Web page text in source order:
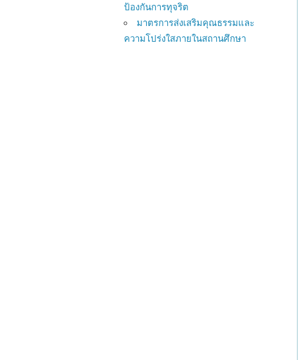
ป้องกันการทุจริต
มาตรการส่งเสริมคุณธรรมและ
ความโปร่งใสภายในสถานศึกษา